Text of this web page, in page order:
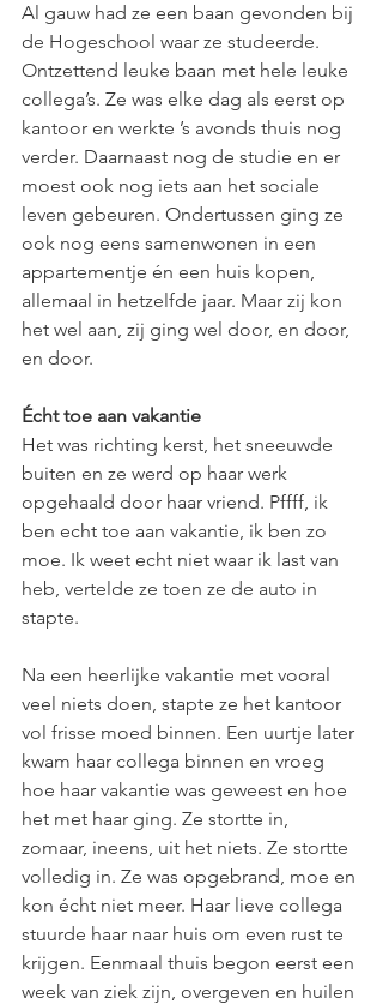
Al gauw had ze een baan gevonden bij
de Hogeschool waar ze studeerde.
Ontzettend leuke baan met hele leuke
collega’s. Ze was elke dag als eerst op
kantoor en werkte ’s avonds thuis nog
verder. Daarnaast nog de studie en er
moest ook nog iets aan het sociale
leven gebeuren. Ondertussen ging ze
ook nog eens samenwonen in een
appartementje én een huis kopen,
allemaal in hetzelfde jaar. Maar zij kon
het wel aan, zij ging wel door, en door,
en door.
Écht toe aan vakantie
Het was richting kerst, het sneeuwde
buiten en ze werd op haar werk
opgehaald door haar vriend. Pffff, ik
ben echt toe aan vakantie, ik ben zo
moe. Ik weet echt niet waar ik last van
heb, vertelde ze toen ze de auto in
stapte.
Na een heerlijke vakantie met vooral
veel niets doen, stapte ze het kantoor
vol frisse moed binnen. Een uurtje later
kwam haar collega binnen en vroeg
hoe haar vakantie was geweest en hoe
het met haar ging. Ze stortte in,
zomaar, ineens, uit het niets. Ze stortte
volledig in. Ze was opgebrand, moe en
kon écht niet meer. Haar lieve collega
stuurde haar naar huis om even rust te
krijgen. Eenmaal thuis begon eerst een
week van ziek zijn, overgeven en huilen